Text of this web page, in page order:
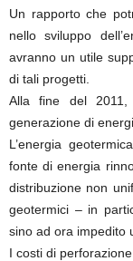
Un rapporto che
nello sviluppo
avranno un utile
di tali progetti.
Alla fine del
generazione di
L’energia
fonte di energia
distribuzione non
geotermici – in
sino ad ora impedito
I costi di